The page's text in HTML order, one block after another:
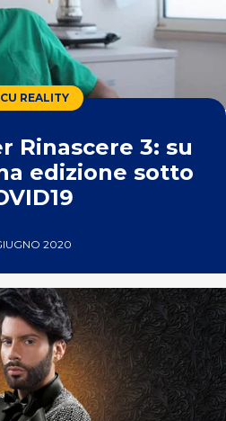
REALITY
Rinascere 3: su
edizione sotto
2020